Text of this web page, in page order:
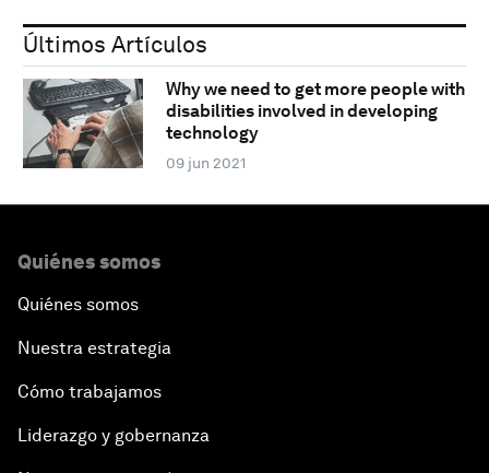
Últimos Artículos
Why we need to get more people with
disabilities involved in developing
technology
09 jun 2021
Quiénes somos
Quiénes somos
Nuestra estrategia
Cómo trabajamos
Liderazgo y gobernanza